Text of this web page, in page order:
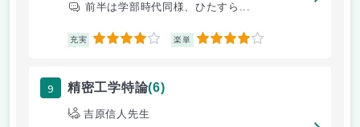
前半は学部時代同様、ひたすら...
充実 4 楽単 4
9 精密工学特論(6)
吉原信人先生